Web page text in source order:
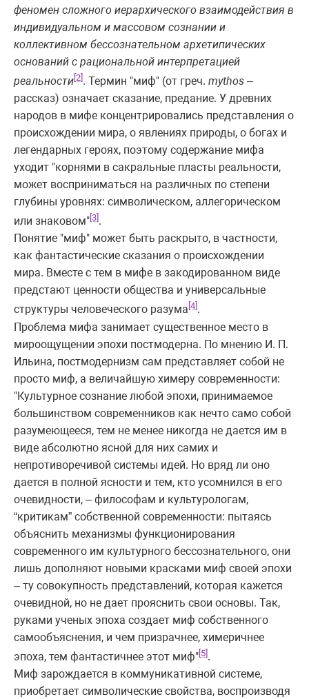
феномен сложного иерархического взаимодействия в
индивидуальном и массовом сознании и
коллективном бессознательном архетипических
оснований с рациональной интерпретацией
реальности[2]. Термин "миф" (от греч. mythos –
рассказ) означает сказание, предание. У древних
народов в мифе концентрировались представления о
происхождении мира, о явлениях природы, о богах и
легендарных героях, поэтому содержание мифа
уходит "корнями в сакральные пласты реальности,
может восприниматься на различных по степени
глубины уровнях: символическом, аллегорическом
или знаковом" [3] .
Понятие "миф" может быть раскрыто, в частности,
как фантастические сказания о происхождении
мира. Вместе с тем в мифе в закодированном виде
предстают ценности общества и универсальные
структуры человеческого разума [4] .
Проблема мифа занимает существенное место в
мироощущении эпохи постмодерна. По мнению И. П.
Ильина, постмодернизм сам представляет собой не
просто миф, а величайшую химеру современности:
"Культурное сознание любой эпохи, принимаемое
большинством современников как нечто само собой
разумеющееся, тем не менее никогда не дается им в
виде абсолютно ясной для них самих и
непротиворечивой системы идей. Но вряд ли оно
дается в полной ясности и тем, кто усомнился в его
очевидности, – философам и культурологам,
“критикам” собственной современности: пытаясь
объяснить механизмы функционирования
современного им культурного бессознательного, они
лишь дополняют новыми красками миф своей эпохи
– ту совокупность представлений, которая кажется
очевидной, но не дает прояснить свои основы. Так,
руками ученых эпоха создает миф собственного
самообъяснения, и чем призрачнее, химеричнее
эпоха, тем фантастичнее этот миф"[5].
Миф зарождается в коммуникативной системе,
приобретает символические свойства, воспроизводя